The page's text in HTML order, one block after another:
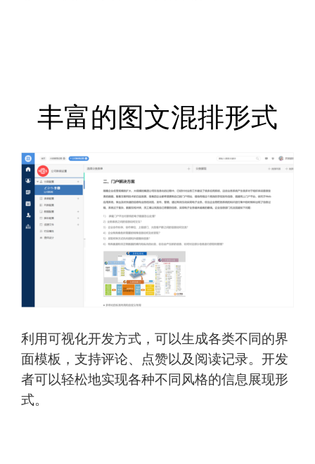
丰富的图文混排形式
利用可视化开发方式，可以生成各类不同的界
面模板，支持评论、点赞以及阅读记录。开发
者可以轻松地实现各种不同风格的信息展现形
式。